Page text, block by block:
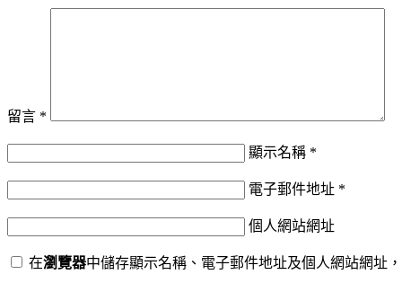
留言 *
顯示名稱 *
電子郵件地址 *
個人網站網址
在瀏覽器中儲存顯示名稱、電子郵件地址及個人網站網址